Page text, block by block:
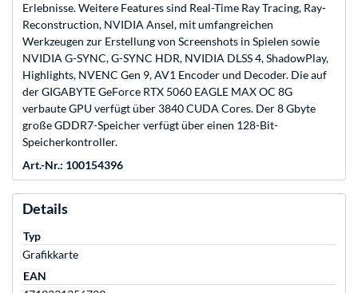
Erlebnisse. Weitere Features sind Real-Time Ray Tracing, Ray-
Reconstruction, NVIDIA Ansel, mit umfangreichen
Werkzeugen zur Erstellung von Screenshots in Spielen sowie
NVIDIA G-SYNC, G-SYNC HDR, NVIDIA DLSS 4, ShadowPlay,
Highlights, NVENC Gen 9, AV1 Encoder und Decoder. Die auf
der GIGABYTE GeForce RTX 5060 EAGLE MAX OC 8G
verbaute GPU verfügt über 3840 CUDA Cores. Der 8 Gbyte
große GDDR7-Speicher verfügt über einen 128-Bit-
Speicherkontroller.
Art.-Nr.: 100154396
Details
Typ
Grafikkarte
EAN